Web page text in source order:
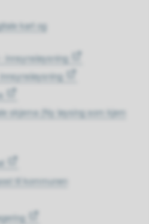
kart og
innsynsløysning
skjema (Ny løysing som kjem
til kommunen